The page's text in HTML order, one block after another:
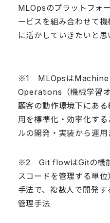
MLOpsのプラットフォ
ービスを組み合わせて
に活かしていきたいと思
※1 MLOpsはMachine
Operations（機械学習
顧客の動作環境下にあ
用を標準化・効率化す
ルの開発・実装から運
※2 Git flowはGitの機
スコードを管理する単
手法で、複数人で開発
管理手法